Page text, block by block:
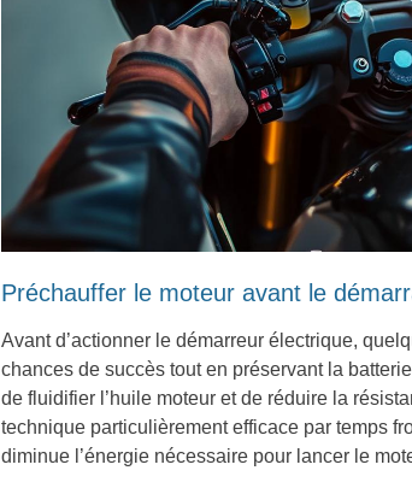
Préchauffer le moteur avant le
Avant d’actionner le démarreur électrique,
chances de succès tout en préservant la
de fluidifier l’huile moteur et de réduire la
technique particulièrement efficace par temps
diminue l’énergie nécessaire pour lancer le